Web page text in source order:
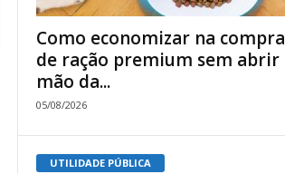
Como economizar na compra
de ração premium sem abrir
mão da...
05/08/2026
UTILIDADE PÚBLICA